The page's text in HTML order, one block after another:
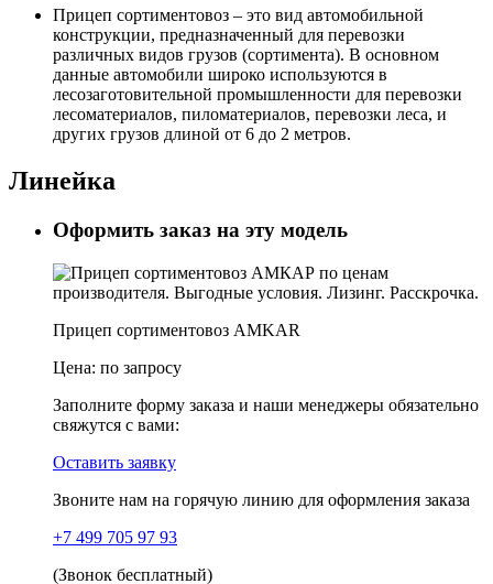
Прицеп сортиментовоз – это вид автомобильной
конструкции, предназначенный для перевозки
различных видов грузов (сортимента). В основном
данные автомобили широко используются в
лесозаготовительной промышленности для перевозки
лесоматериалов, пиломатериалов, перевозки леса, и
других грузов длиной от 6 до 2 метров.
Линейка
Оформить заказ на эту модель
Прицеп сортиментовоз AMKAR
Цена: по запросу
Заполните форму заказа и наши менеджеры обязательно
свяжутся с вами:
Оставить заявку
Звоните нам на горячую линию для оформления заказа
+7 499 705 97 93
(Звонок бесплатный)